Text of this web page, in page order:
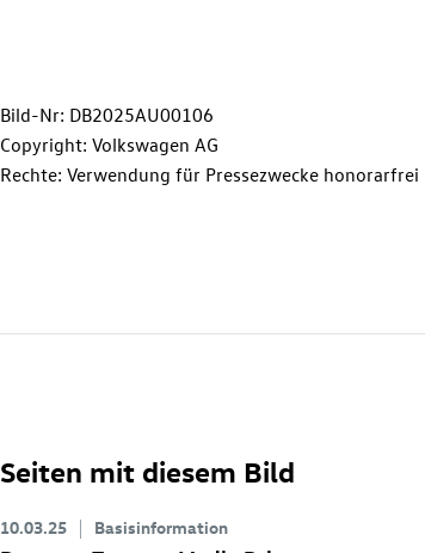
Bild-Nr: DB2025AU00106
Copyright: Volkswagen AG
Rechte: Verwendung für Pressezwecke honorarfrei
Seiten mit diesem Bild
10.03.25 Basisinformation